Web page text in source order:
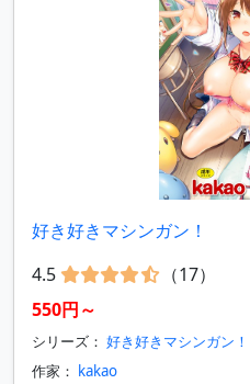
好き好きマシンガン！
4.5
（17）
550円～
シリーズ： 好き好きマシンガン！
作家： kakao